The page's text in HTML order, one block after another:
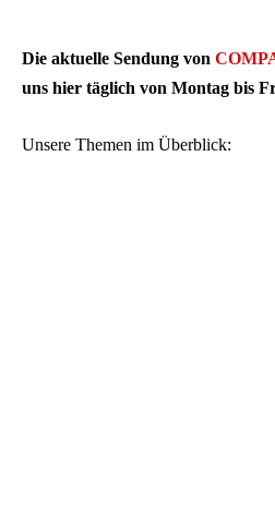
Die aktuelle Sendung von
uns hier täglich von Montag bis
Unsere Themen im Überblick: